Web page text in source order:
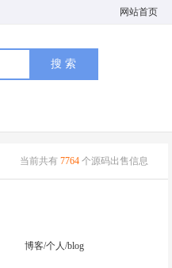
网站首页
当前共有 7764 个源码出售信息
博客/个人/blog